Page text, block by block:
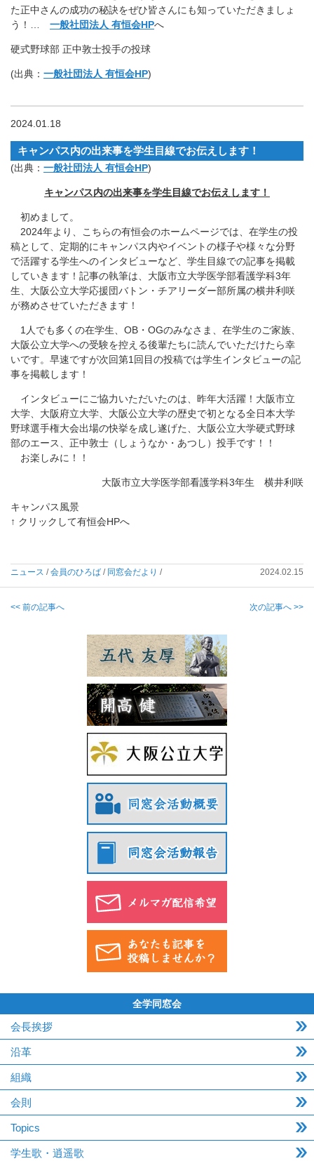
た正中さんの成功の秘訣をぜひ皆さんにも知っていただきましょ
う！… 一般社団法人 有恒会HPへ
硬式野球部 正中敦士投手の投球
(出典： 一般社団法人 有恒会HP)
2024.01.18
キャンパス内の出来事を学生目線でお伝えします！
(出典： 一般社団法人 有恒会HP)
キャンパス内の出来事を学生目線でお伝えします！
初めまして。
2024年より、こちらの有恒会のホームページでは、在学生の投
稿として、定期的にキャンパス内やイベントの様子や様々な分野
で活躍する学生へのインタビューなど、学生目線での記事を掲載
していきます！記事の執筆は、大阪市立大学医学部看護学科3年
生、大阪公立大学応援団バトン・チアリーダー部所属の横井利咲
が務めさせていただきます！
1人でも多くの在学生、OB・OGのみなさま、在学生のご家族、
大阪公立大学への受験を控える後輩たちに読んでいただけたら幸
いです。早速ですが次回第1回目の投稿では学生インタビューの記
事を掲載します！
インタビューにご協力いただいたのは、昨年大活躍！大阪市立
大学、大阪府立大学、大阪公立大学の歴史で初となる全日本大学
野球選手権大会出場の快挙を成し遂げた、大阪公立大学硬式野球
部のエース、正中敦士（しょうなか・あつし）投手です！！
お楽しみに！！
大阪市立大学医学部看護学科3年生 横井利咲
キャンパス風景
↑ クリックして有恒会HPへ
ニュース /会員のひろば / 同窓会だより / 2024.02.15
<< 前の記事へ 次の記事へ >>
全学同窓会
会長挨拶
沿革
組織
会則
Topics
学生歌・逍遥歌